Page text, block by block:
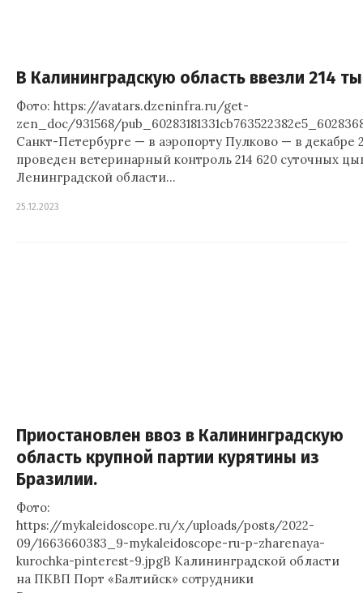
В Калининградскую область ввезли 214
Фото: https://avatars.dzeninfra.ru/get-
zen_doc/931568/
Санкт-Петербурге — в аэропорту Пулково — в декабре
проведен ветеринарный контроль 214 620 суточных
Ленинградской области…
25.12.2023
Приостановлен ввоз в Калининградскую
область крупной партии курятины из
Бразилии.
Фото:
https://mykaleidoscope.ru/x/uploads/posts/2022-
09/1663660383_9-mykaleidoscope-ru-p-zharenaya-
kurochka-pinterest-9.jpgВ Калининградской области
на ПКВП Порт «Балтийск» сотрудники